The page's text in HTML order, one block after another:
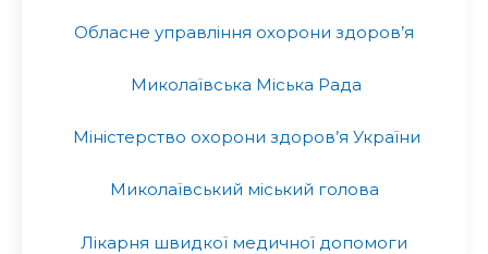
Обласне управління охорони здоров’я
Миколаївська Міська Рада
Міністерство охорони здоров’я України
Миколаївський міський голова
Лікарня швидкої медичної допомоги